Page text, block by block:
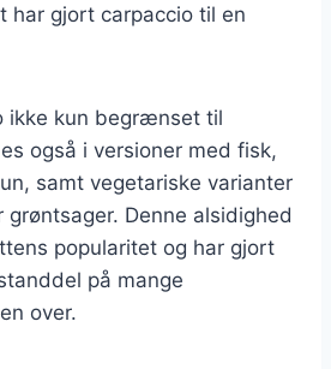
har gjort carpaccio til en
ikke kun begrænset til
også i versioner med fisk,
samt vegetariske varianter
grøntsager. Denne alsidighed
popularitet og har gjort
på mange
over.